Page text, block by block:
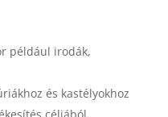
például irodák,
és kastélyokhoz